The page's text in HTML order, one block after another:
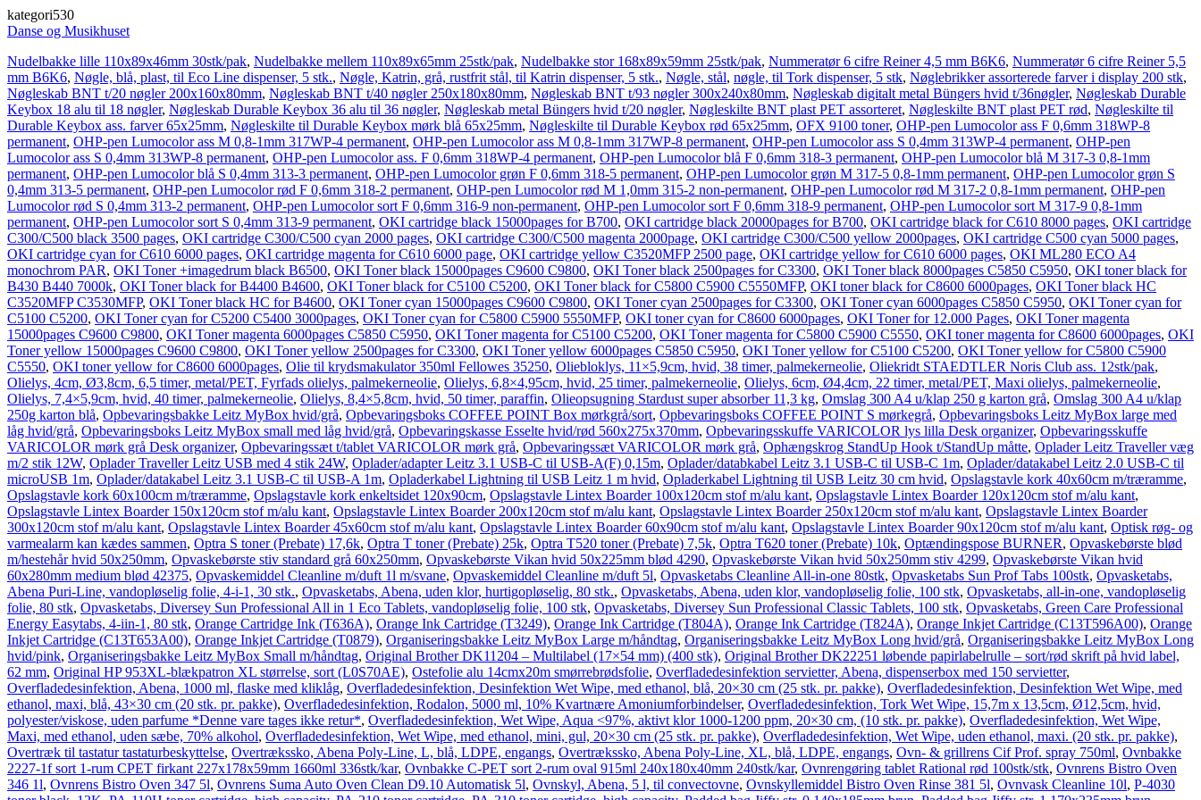
kategori530
Danse og Musikhuset
Nudelbakke lille 110x89x46mm 30stk/pak, Nudelbakke mellem 110x89x65mm 25stk/pak, Nudelbakke stor 168x89x59mm 25stk/pak, Nummeratør 6 cifre Reiner 4,5 mm B6K6, Nummeratør 6 cifre Reiner 5,5
mm B6K6, Nøgle, blå, plast, til Eco Line dispenser, 5 stk., Nøgle, Katrin, grå, rustfrit stål, til Katrin dispenser, 5 stk., Nøgle, stål, nøgle, til Tork dispenser, 5 stk, Nøglebrikker assorterede farver i display 200 stk,
Nøgleskab BNT t/20 nøgler 200x160x80mm, Nøgleskab BNT t/40 nøgler 250x180x80mm, Nøgleskab BNT t/93 nøgler 300x240x80mm, Nøgleskab digitalt metal Büngers hvid t/36nøgler, Nøgleskab Durable
Keybox 18 alu til 18 nøgler, Nøgleskab Durable Keybox 36 alu til 36 nøgler, Nøgleskab metal Büngers hvid t/20 nøgler, Nøgleskilte BNT plast PET assorteret, Nøgleskilte BNT plast PET rød, Nøgleskilte til
Durable Keybox ass. farver 65x25mm, Nøgleskilte til Durable Keybox mørk blå 65x25mm, Nøgleskilte til Durable Keybox rød 65x25mm, OFX 9100 toner, OHP-pen Lumocolor ass F 0,6mm 318WP-8
permanent, OHP-pen Lumocolor ass M 0,8-1mm 317WP-4 permanent, OHP-pen Lumocolor ass M 0,8-1mm 317WP-8 permanent, OHP-pen Lumocolor ass S 0,4mm 313WP-4 permanent, OHP-pen
Lumocolor ass S 0,4mm 313WP-8 permanent, OHP-pen Lumocolor ass. F 0,6mm 318WP-4 permanent, OHP-pen Lumocolor blå F 0,6mm 318-3 permanent, OHP-pen Lumocolor blå M 317-3 0,8-1mm
permanent, OHP-pen Lumocolor blå S 0,4mm 313-3 permanent, OHP-pen Lumocolor grøn F 0,6mm 318-5 permanent, OHP-pen Lumocolor grøn M 317-5 0,8-1mm permanent, OHP-pen Lumocolor grøn S
0,4mm 313-5 permanent, OHP-pen Lumocolor rød F 0,6mm 318-2 permanent, OHP-pen Lumocolor rød M 1,0mm 315-2 non-permanent, OHP-pen Lumocolor rød M 317-2 0,8-1mm permanent, OHP-pen
Lumocolor rød S 0,4mm 313-2 permanent, OHP-pen Lumocolor sort F 0,6mm 316-9 non-permanent, OHP-pen Lumocolor sort F 0,6mm 318-9 permanent, OHP-pen Lumocolor sort M 317-9 0,8-1mm
permanent, OHP-pen Lumocolor sort S 0,4mm 313-9 permanent, OKI cartridge black 15000pages for B700, OKI cartridge black 20000pages for B700, OKI cartridge black for C610 8000 pages, OKI cartridge
C300/C500 black 3500 pages, OKI cartridge C300/C500 cyan 2000 pages, OKI cartridge C300/C500 magenta 2000page, OKI cartridge C300/C500 yellow 2000pages, OKI cartridge C500 cyan 5000 pages,
OKI cartridge cyan for C610 6000 pages, OKI cartridge magenta for C610 6000 page, OKI cartridge yellow C3520MFP 2500 page, OKI cartridge yellow for C610 6000 pages, OKI ML280 ECO A4
monochrom PAR, OKI Toner +imagedrum black B6500, OKI Toner black 15000pages C9600 C9800, OKI Toner black 2500pages for C3300, OKI Toner black 8000pages C5850 C5950, OKI toner black for
B430 B440 7000k, OKI Toner black for B4400 B4600, OKI Toner black for C5100 C5200, OKI Toner black for C5800 C5900 C5550MFP, OKI toner black for C8600 6000pages, OKI Toner black HC
C3520MFP C3530MFP, OKI Toner black HC for B4600, OKI Toner cyan 15000pages C9600 C9800, OKI Toner cyan 2500pages for C3300, OKI Toner cyan 6000pages C5850 C5950, OKI Toner cyan for
C5100 C5200, OKI Toner cyan for C5200 C5400 3000pages, OKI Toner cyan for C5800 C5900 5550MFP, OKI toner cyan for C8600 6000pages, OKI Toner for 12.000 Pages, OKI Toner magenta
15000pages C9600 C9800, OKI Toner magenta 6000pages C5850 C5950, OKI Toner magenta for C5100 C5200, OKI Toner magenta for C5800 C5900 C5550, OKI toner magenta for C8600 6000pages, OKI
Toner yellow 15000pages C9600 C9800, OKI Toner yellow 2500pages for C3300, OKI Toner yellow 6000pages C5850 C5950, OKI Toner yellow for C5100 C5200, OKI Toner yellow for C5800 C5900
C5550, OKI toner yellow for C8600 6000pages, Olie til krydsmakulator 350ml Fellowes 35250, Oliebloklys, 11×5,9cm, hvid, 38 timer, palmekerneolie, Oliekridt STAEDTLER Noris Club ass. 12stk/pak,
Olielys, 4cm, Ø3,8cm, 6,5 timer, metal/PET, Fyrfads olielys, palmekerneolie, Olielys, 6,8×4,95cm, hvid, 25 timer, palmekerneolie, Olielys, 6cm, Ø4,4cm, 22 timer, metal/PET, Maxi olielys, palmekerneolie,
Olielys, 7,4×5,9cm, hvid, 40 timer, palmekerneolie, Olielys, 8,4×5,8cm, hvid, 50 timer, paraffin, Olieopsugning Stardust super absorber 11,3 kg, Omslag 300 A4 u/klap 250 g karton grå, Omslag 300 A4 u/klap
250g karton blå, Opbevaringsbakke Leitz MyBox hvid/grå, Opbevaringsboks COFFEE POINT Box mørkgrå/sort, Opbevaringsboks COFFEE POINT S mørkegrå, Opbevaringsboks Leitz MyBox large med
låg hvid/grå, Opbevaringsboks Leitz MyBox small med låg hvid/grå, Opbevaringskasse Esselte hvid/rød 560x275x370mm, Opbevaringsskuffe VARICOLOR lys lilla Desk organizer, Opbevaringsskuffe
VARICOLOR mørk grå Desk organizer, Opbevaringssæt t/tablet VARICOLOR mørk grå, Opbevaringssæt VARICOLOR mørk grå, Ophængskrog StandUp Hook t/StandUp måtte, Oplader Leitz Traveller væg
m/2 stik 12W, Oplader Traveller Leitz USB med 4 stik 24W, Oplader/adapter Leitz 3.1 USB-C til USB-A(F) 0,15m, Oplader/databkabel Leitz 3.1 USB-C til USB-C 1m, Oplader/datakabel Leitz 2.0 USB-C til
microUSB 1m, Oplader/datakabel Leitz 3.1 USB-C til USB-A 1m, Opladerkabel Lightning til USB Leitz 1 m hvid, Opladerkabel Lightning til USB Leitz 30 cm hvid, Opslagstavle kork 40x60cm m/træramme,
Opslagstavle kork 60x100cm m/træramme, Opslagstavle kork enkeltsidet 120x90cm, Opslagstavle Lintex Boarder 100x120cm stof m/alu kant, Opslagstavle Lintex Boarder 120x120cm stof m/alu kant,
Opslagstavle Lintex Boarder 150x120cm stof m/alu kant, Opslagstavle Lintex Boarder 200x120cm stof m/alu kant, Opslagstavle Lintex Boarder 250x120cm stof m/alu kant, Opslagstavle Lintex Boarder
300x120cm stof m/alu kant, Opslagstavle Lintex Boarder 45x60cm stof m/alu kant, Opslagstavle Lintex Boarder 60x90cm stof m/alu kant, Opslagstavle Lintex Boarder 90x120cm stof m/alu kant, Optisk røg- og
varmealarm kan kædes sammen, Optra S toner (Prebate) 17,6k, Optra T toner (Prebate) 25k, Optra T520 toner (Prebate) 7,5k, Optra T620 toner (Prebate) 10k, Optændingspose BURNER, Opvaskebørste blød
m/hestehår hvid 50x250mm, Opvaskebørste stiv standard grå 60x250mm, Opvaskebørste Vikan hvid 50x225mm blød 4290, Opvaskebørste Vikan hvid 50x250mm stiv 4299, Opvaskebørste Vikan hvid
60x280mm medium blød 42375, Opvaskemiddel Cleanline m/duft 1l m/svane, Opvaskemiddel Cleanline m/duft 5l, Opvasketabs Cleanline All-in-one 80stk, Opvasketabs Sun Prof Tabs 100stk, Opvasketabs,
Abena Puri-Line, vandopløselig folie, 4-i-1, 30 stk., Opvasketabs, Abena, uden klor, hurtigopløselig, 80 stk., Opvasketabs, Abena, uden klor, vandopløselig folie, 100 stk, Opvasketabs, all-in-one, vandopløselig
folie, 80 stk, Opvasketabs, Diversey Sun Professional All in 1 Eco Tablets, vandopløselig folie, 100 stk, Opvasketabs, Diversey Sun Professional Classic Tablets, 100 stk, Opvasketabs, Green Care Professional
Energy Easytabs, 4-iin-1, 80 stk, Orange Cartridge Ink (T636A), Orange Ink Cartridge (T3249), Orange Ink Cartridge (T804A), Orange Ink Cartridge (T824A), Orange Inkjet Cartridge (C13T596A00), Orange
Inkjet Cartridge (C13T653A00), Orange Inkjet Cartridge (T0879), Organiseringsbakke Leitz MyBox Large m/håndtag, Organiseringsbakke Leitz MyBox Long hvid/grå, Organiseringsbakke Leitz MyBox Long
hvid/pink, Organiseringsbakke Leitz MyBox Small m/håndtag, Original Brother DK11204 – Multilabel (17×54 mm) (400 stk), Original Brother DK22251 løbende papirlabelrulle – sort/rød skrift på hvid label,
62 mm, Original HP 953XL-blækpatron XL størrelse, sort (L0S70AE), Ostefolie alu 14cmx20m smørrebrødsfolie, Overfladedesinfektion servietter, Abena, dispenserbox med 150 servietter,
Overfladedesinfektion, Abena, 1000 ml, flaske med kliklåg, Overfladedesinfektion, Desinfektion Wet Wipe, med ethanol, blå, 20×30 cm (25 stk. pr. pakke), Overfladedesinfektion, Desinfektion Wet Wipe, med
ethanol, maxi, blå, 43×30 cm (20 stk. pr. pakke), Overfladedesinfektion, Rodalon, 5000 ml, 10% Kvartnære Amoniumforbindelser, Overfladedesinfektion, Tork Wet Wipe, 15,7m x 13,5cm, Ø12,5cm, hvid,
polyester/viskose, uden parfume *Denne vare tages ikke retur*, Overfladedesinfektion, Wet Wipe, Aqua <97%, aktivt klor 1000-1200 ppm, 20×30 cm, (10 stk. pr. pakke), Overfladedesinfektion, Wet Wipe,
Maxi, med ethanol, uden sæbe, 70% alkohol, Overfladedesinfektion, Wet Wipe, med ethanol, mini, gul, 20×30 cm (25 stk. pr. pakke), Overfladedesinfektion, Wet Wipe, uden ethanol, maxi. (20 stk. pr. pakke),
Overtræk til tastatur tastaturbeskyttelse, Overtrækssko, Abena Poly-Line, L, blå, LDPE, engangs, Overtrækssko, Abena Poly-Line, XL, blå, LDPE, engangs, Ovn- & grillrens Cif Prof. spray 750ml, Ovnbakke
2227-1f sort 1-rum CPET firkant 227x178x59mm 1660ml 336stk/kar, Ovnbakke C-PET sort 2-rum oval 915ml 240x180x40mm 240stk/kar, Ovnrengøring tablet Rational rød 100stk/stk, Ovnrens Bistro Oven
346 1l, Ovnrens Bistro Oven 347 5l, Ovnrens Suma Auto Oven Clean D9.10 Automatisk 5l, Ovnskyl, Abena, 5 l, til convectovne, Ovnskyllemiddel Bistro Oven Rinse 381 5l, Ovnvask Cleanline 10l, P-4030